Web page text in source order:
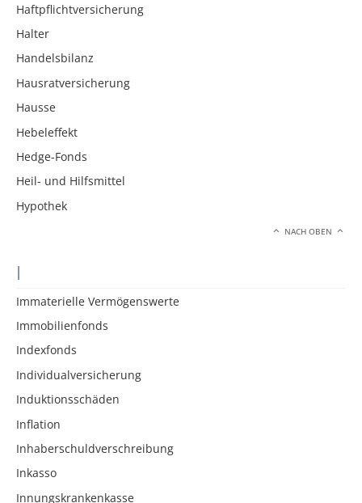
Haftpflichtversicherung
Halter
Handelsbilanz
Hausratversicherung
Hausse
Hebeleffekt
Hedge-Fonds
Heil- und Hilfsmittel
Hypothek
NACH OBEN
I
Immaterielle Vermögenswerte
Immobilienfonds
Indexfonds
Individualversicherung
Induktionsschäden
Inflation
Inhaberschuldverschreibung
Inkasso
Innungskrankenkasse